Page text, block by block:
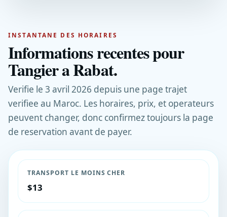
INSTANTANE DES HORAIRES
Informations recentes pour
Tangier a Rabat.
Verifie le 3 avril 2026 depuis une page trajet
verifiee au Maroc. Les horaires, prix, et operateurs
peuvent changer, donc confirmez toujours la page
de reservation avant de payer.
TRANSPORT LE MOINS CHER
$13